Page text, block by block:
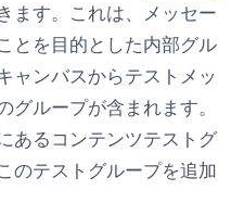
ます。これは、メッセー
とを目的とした内部グル
ャンバスからテストメッ
ループが含まれます。
あるコンテンツテストグ
のテストグループを追加